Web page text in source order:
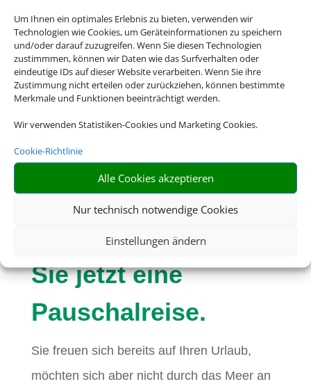
Um Ihnen ein optimales Erlebnis zu bieten, verwenden wir
Technologien wie Cookies, um Geräteinformationen zu speichern
und/oder darauf zuzugreifen. Wenn Sie diesen Technologien
zustimmmen, können wir Daten wie das Surfverhalten oder
eindeutige IDs auf dieser Website verarbeiten. Wenn Sie ihre
Zustimmung nicht erteilen oder zurückziehen, können bestimmte
Merkmale und Funktionen beeinträchtigt werden.
Wir verwenden Statistiken-Cookies und Marketing Cookies.
Cookie-Richtlinie
Alle Cookies akzeptieren
Nur technisch notwendige Cookies
Einstellungen ändern
Eine Buchung –
alles drin. Buchen
Sie jetzt eine
Pauschalreise.
Sie freuen sich bereits auf Ihren Urlaub,
möchten sich aber nicht durch das Meer an